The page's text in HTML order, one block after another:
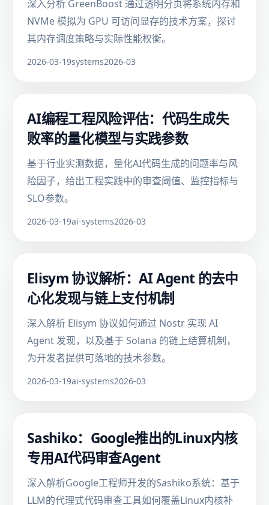
深入分析 GreenBoost 通过透明分页将系统内存和
NVMe 模拟为 GPU 可访问显存的技术方案，探讨
其内存调度策略与实际性能权衡。
2026-03-19systems2026-03
AI编程工程风险评估：代码生成失
败率的量化模型与实践参数
基于行业实测数据，量化AI代码生成的问题率与风
险因子，给出工程实践中的审查阈值、监控指标与
SLO参数。
2026-03-19ai-systems2026-03
Elisym 协议解析：AI Agent 的去中
心化发现与链上支付机制
深入解析 Elisym 协议如何通过 Nostr 实现 AI
Agent 发现，以及基于 Solana 的链上结算机制，
为开发者提供可落地的技术参数。
2026-03-19ai-systems2026-03
Sashiko：Google推出的Linux内核
专用AI代码审查Agent
深入解析Google工程师开发的Sashiko系统：基于
LLM的代理式代码审查工具如何覆盖Linux内核补